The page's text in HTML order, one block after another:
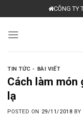
to
content
CÔNG TY
TIN TỨC - BÀI VIẾT
Cách làm món
lạ
POSTED ON 29/11/2018 BY